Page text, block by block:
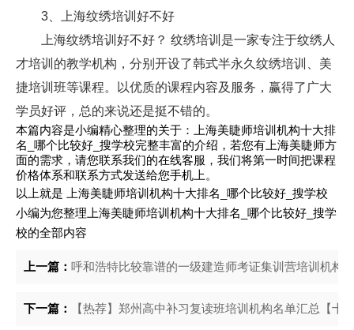
3、上海纹绣培训好不好
上海纹绣培训好不好？ 纹绣培训是一家专注于纹绣人
才培训的教学机构，分别开设了韩式半永久纹绣培训、美
捷培训班等课程。以优质的课程内容及服务，赢得了广大
学员好评，总的来说还是挺不错的。
本篇内容是小编精心整理的关于：上海美睫师培训机构十大排
名_哪个比较好_搜学校完整丰富的介绍，若您有上海美睫师方
面的需求，请您联系我们的在线客服，我们将第一时间把课程
价格体系和联系方式发送给您手机上。
以上就是
上海美睫师培训机构十大排名_哪个比较好_搜学校
小编为您整理上海美睫师培训机构十大排名_哪个比较好_搜学
校的全部内容
上一篇： 呼和浩特比较靠谱的一级建造师考证集训营培训机构
下一篇： 【热荐】郑州高中补习复读班培训机构名单汇总【